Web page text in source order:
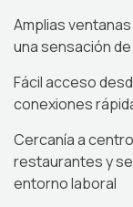
Amplias
una sensación
Fácil acceso
conexiones
Cercanía a
restaurantes y
entorno laboral